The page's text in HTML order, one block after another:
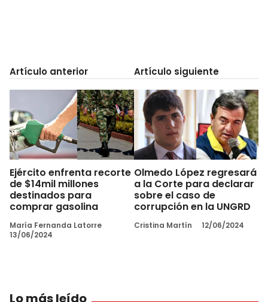
Artículo anterior
Ejército enfrenta recorte
de $14mil millones
destinados para
comprar gasolina
María Fernanda Latorre
13/06/2024
Artículo siguiente
Olmedo López regresará
a la Corte para declarar
sobre el caso de
corrupción en la UNGRD
Cristina Martín 12/06/2024
Lo más leído